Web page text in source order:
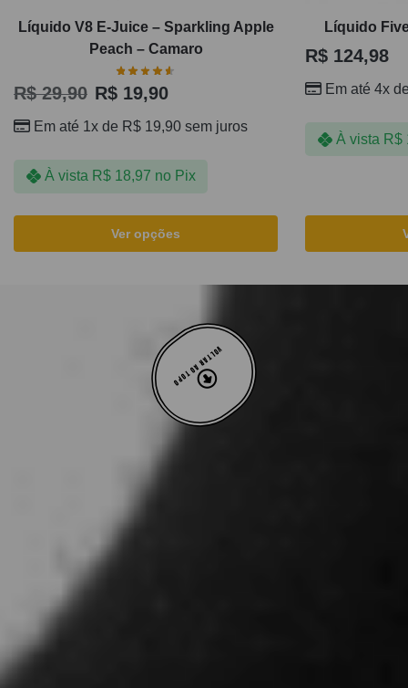
Líquido V8 E-Juice – Sparkling Apple
Peach – Camaro
R$29,90 R$ 19,90
Em até 1x de R$ 19,90 sem juros
À vista R$18,97 no Pix
Ver opções
Líquido
R$ 124,98
Em até 4x
À vista R$
VOLTAR AO TOPO